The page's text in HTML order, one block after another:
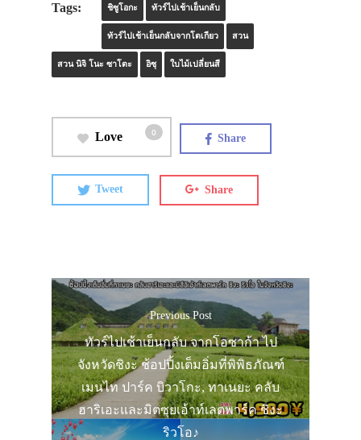
Tags: ชิซูโอกะ ทัวร์ไปเช้าเย็นกลับ
ทัวร์ไปเช้าเย็นกลับจากโตเกียว สวน
สวน นิจิ โนะ ซาโตะ อิซุ ใบไม้เปลี่ยนสี
Love 0 Share
Tweet Share
Previous Post
ทัวร์ไปเช้าเย็นกลับ จากโอซาก้า ไป
จังหวัดชิงะ ช้อปปิ้งเต็มอิ่มที่พิพิธภัณฑ์
เมนไท ปาร์ค บิวาโกะ, ทาเนยะ คลับ
ฮาริเอะและมิตซุยเอ้าท์เลตพาร์ค ชิงะ
ริวโอ♪